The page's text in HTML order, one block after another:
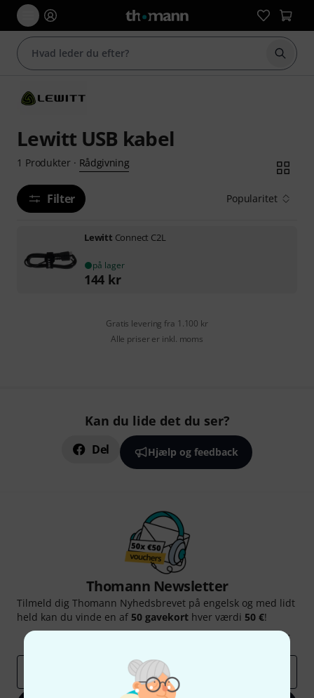
Start
Lewitt USB kabel
1 Produkter· Rådgivning
Filter Popularitet
Lewitt Connect C2L
på lager
144 kr
Gratis levering fra 1.100 kr
Alle priser er inkl. moms
Kan du lide det du ser?
Del Hjælp og feedback
Thomann Newsletter
Tilmeld dig Thomann Nyhedsbrevet på engelsk og med lidt
held kan du vinde en af 50 gavekort hver værdi 50 €!
Thomann-indsigter